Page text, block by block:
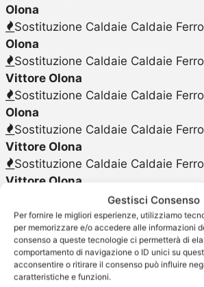
Gestisci Consenso
Per fornire le migliori esperienze, utilizziamo
per memorizzare e/o accedere alle informazioni
consenso a queste tecnologie ci permetterà di
comportamento di navigazione o ID unici su
acconsentire o ritirare il consenso può influire
caratteristiche e funzioni.
Olona
Sostituzione Caldaie Caldaie
Olona
Sostituzione Caldaie Caldaie
Vittore Olona
Sostituzione Caldaie Caldaie
Olona
Sostituzione Caldaie Caldaie
Vittore Olona
Sostituzione Caldaie Caldaie
Vittore Olona
Sostituzione Caldaie Caldaie
Vittore Olona
Sostituzione Caldaie FerroliSan
Sostituzione Scalda Acqua
Vittore Olona
Sostituzione Scalda Acqua a Gas